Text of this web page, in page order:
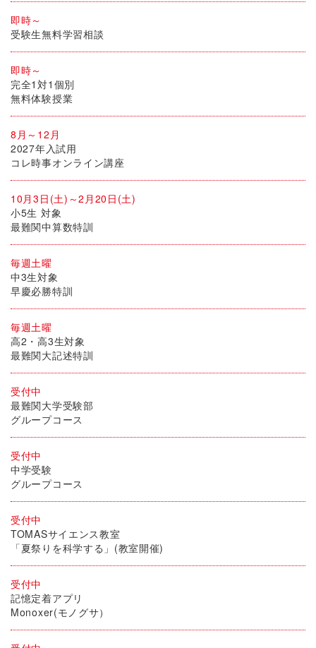
即時～
受験生無料学習相談
即時～
完全1対1個別
無料体験授業
8月～12月
2027年入試用
コレ時事オンライン講座
10月3日(土)～2月20日(土)
小5生 対象
最難関中算数特訓
毎週土曜
中3生対象
早慶必勝特訓
毎週土曜
高2・高3生対象
最難関大記述特訓
受付中
最難関大学受験部
グループコース
受付中
中学受験
グループコース
受付中
TOMASサイエンス教室
「夏祭りを科学する」(教室開催)
受付中
記憶定着アプリ
Monoxer(モノグサ）